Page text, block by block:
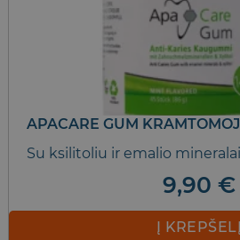
APACARE GUM
Su ksilitoliu ir emalio
9,90 €
Į KREPŠELĮ